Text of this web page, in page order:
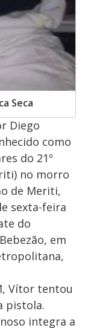
Seca
Diego
como
do 21º
no morro
de Meriti,
sexta-feira
do
em
Vítor tentou
pistola.
integra a